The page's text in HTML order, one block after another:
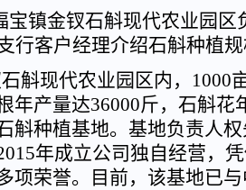
宝镇金钗石斛现代农业园
行客户经理介绍石斛种植
斛现代农业园区内，1000
年产量达36000斤，石斛花
斛种植基地。基地负责人
年成立公司独自经营，
项荣誉。目前，该基地已